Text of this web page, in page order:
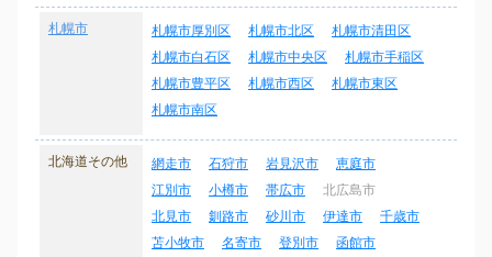
札幌市 札幌市厚別区 札幌市北区
札幌市清田区
札幌市白石区
札幌市中央区
札幌市手稲区
札幌市豊平区
札幌市西区
札幌市東区
札幌市南区
北海道その他 網走市 石狩市 岩見沢市
恵庭市
江別市
小樽市 帯広市
北広島市
北見市
釧路市 砂川市 伊達市
千歳市
苫小牧市
名寄市 登別市
函館市